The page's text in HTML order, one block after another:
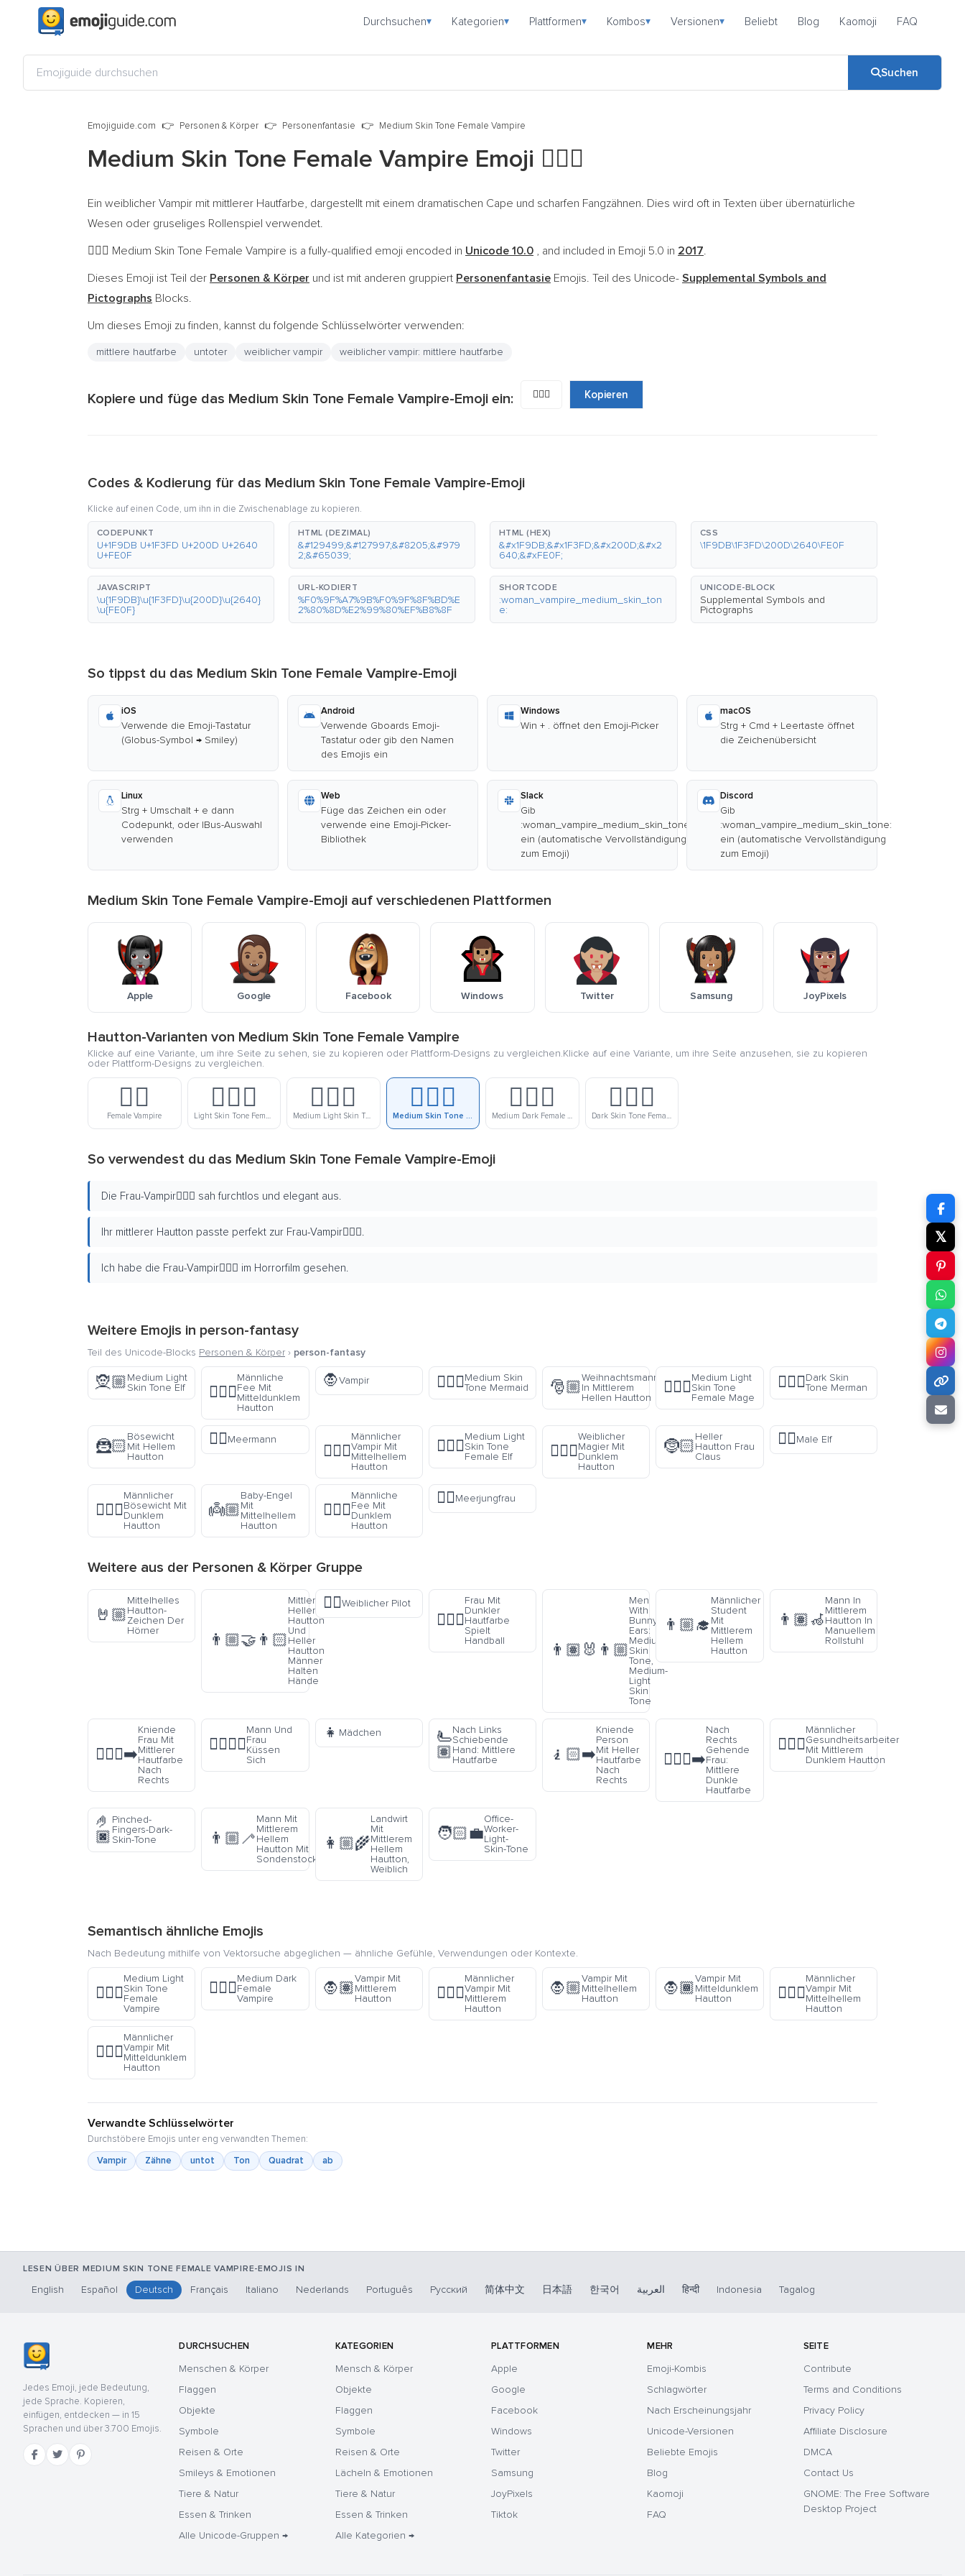
Durchsuchen▾ Kategorien▾ Plattformen▾ Kombos▾ Versionen▾ Beliebt Blog Kaomoji FAQ
Suchen
Emojiguide.com Personen & Körper Personenfantasie Medium Skin Tone Female Vampire
Medium Skin Tone Female Vampire Emoji 🧛🏽‍♀️
Ein weiblicher Vampir mit mittlerer Hautfarbe, dargestellt mit einem dramatischen Cape und scharfen Fangzähnen. Dies wird oft in Texten über übernatürliche
Wesen oder gruseliges Rollenspiel verwendet.
🧛🏽‍♀️ Medium Skin Tone Female Vampire is a fully-qualified emoji encoded in Unicode 10.0 , and included in Emoji 5.0 in 2017.
Dieses Emoji ist Teil der Personen & Körper und ist mit anderen gruppiert Personenfantasie Emojis. Teil des Unicode- Supplemental Symbols and
Pictographs Blocks.
Um dieses Emoji zu finden, kannst du folgende Schlüsselwörter verwenden:
mittlere hautfarbe untoter weiblicher vampir weiblicher vampir: mittlere hautfarbe
Kopiere und füge das Medium Skin Tone Female Vampire-Emoji ein: 🧛🏽‍♀️ Kopieren
Codes & Kodierung für das Medium Skin Tone Female Vampire-Emoji
Klicke auf einen Code, um ihn in die Zwischenablage zu kopieren.
CODEPUNKT
U+1F9DB U+1F3FD U+200D U+2640
U+FE0F
HTML (DEZIMAL)
&#129499;&#127997;&#8205;&#979
2;&#65039;
HTML (HEX)
&#x1F9DB;&#x1F3FD;&#x200D;&#x2
640;&#xFE0F;
CSS
\1F9DB\1F3FD\200D\2640\FE0F
JAVASCRIPT
\u{1F9DB}\u{1F3FD}\u{200D}\u{2640}
\u{FE0F}
URL-KODIERT
%F0%9F%A7%9B%F0%9F%8F%BD%E
2%80%8D%E2%99%80%EF%B8%8F
SHORTCODE
:woman_vampire_medium_skin_ton
e:
UNICODE-BLOCK
Supplemental Symbols and
Pictographs
So tippst du das Medium Skin Tone Female Vampire-Emoji
iOS
Verwende die Emoji-Tastatur
(Globus-Symbol → Smiley)
Android
Verwende Gboards Emoji-
Tastatur oder gib den Namen
des Emojis ein
Windows
Win + . öffnet den Emoji-Picker
macOS
Strg + Cmd + Leertaste öffnet
die Zeichenübersicht
Linux
Strg + Umschalt + e dann
Codepunkt, oder IBus-Auswahl
verwenden
Web
Füge das Zeichen ein oder
verwende eine Emoji-Picker-
Bibliothek
Slack
Gib
:woman_vampire_medium_skin_tone:
ein (automatische Vervollständigung
zum Emoji)
Discord
Gib
:woman_vampire_medium_skin_tone:
ein (automatische Vervollständigung
zum Emoji)
Medium Skin Tone Female Vampire-Emoji auf verschiedenen Plattformen
Apple Google Facebook Windows Twitter Samsung JoyPixels
Hautton-Varianten von Medium Skin Tone Female Vampire
Klicke auf eine Variante, um ihre Seite zu sehen, sie zu kopieren oder Plattform-Designs zu vergleichen.Klicke auf eine Variante, um ihre Seite anzusehen, sie zu kopieren
oder Plattform-Designs zu vergleichen.
🧛‍♀️
Female Vampire
🧛🏻‍♀️
Light Skin Tone Female Vampire
🧛🏼‍♀️
Medium Light Skin Tone Female Vampire
🧛🏽‍♀️
Medium Skin Tone Female Vampire
🧛🏾‍♀️
Medium Dark Female Vampire
🧛🏿‍♀️
Dark Skin Tone Female Vampire
So verwendest du das Medium Skin Tone Female Vampire-Emoji
Die Frau-Vampir🧛🏽‍♀️ sah furchtlos und elegant aus.
Ihr mittlerer Hautton passte perfekt zur Frau-Vampir🧛🏽‍♀️.
Ich habe die Frau-Vampir🧛🏽‍♀️ im Horrorfilm gesehen.
Weitere Emojis in person-fantasy
Teil des Unicode-Blocks Personen & Körper › person-fantasy
🧝🏼Medium Light
Skin Tone Elf
🧚🏾‍♂️
Männliche
Fee Mit
Mitteldunklem
Hautton
🧛Vampir 🧜🏽‍♀️Medium Skin
Tone Mermaid
🎅🏼
Weihnachtsmann
In Mittlerem
Hellen Hautton
🧙🏼‍♀️
Medium Light
Skin Tone
Female Mage
🧜🏿‍♂️Dark Skin
Tone Merman
🦹🏻
Bösewicht
Mit Hellem
Hautton
🧜‍♂️Meermann
🧛🏼‍♂️
Männlicher
Vampir Mit
Mittelhellem
Hautton
🧝🏼‍♀️
Medium Light
Skin Tone
Female Elf
🧙🏿‍♀️
Weiblicher
Magier Mit
Dunklem
Hautton
🤶🏻
Heller
Hautton Frau
Claus
🧝‍♂️Male Elf
🦹🏿‍♂️
Männlicher
Bösewicht Mit
Dunklem
Hautton
👼🏼
Baby-Engel
Mit
Mittelhellem
Hautton
🧚🏿‍♂️
Männliche
Fee Mit
Dunklem
Hautton
🧜‍♀️Meerjungfrau
Weitere aus der Personen & Körper Gruppe
🤘🏼
Mittelhelles
Hautton-
Zeichen Der
Hörner
👨🏼‍🤝‍👨🏻
Mittlerer
Heller
Hautton
Und
Heller
Hautton
Männer
Halten
Hände
👩‍✈️Weiblicher Pilot
🤾🏿‍♀️
Frau Mit
Dunkler
Hautfarbe
Spielt
Handball
👨🏽‍🐰‍👨🏼
Men
With
Bunny
Ears:
Medium
Skin
Tone,
Medium-
Light
Skin
Tone
👨🏼‍🎓
Männlicher
Student
Mit
Mittlerem
Hellem
Hautton
👨🏽‍🦽
Mann In
Mittlerem
Hautton In
Manuellem
Rollstuhl
🧎🏽‍♀️‍➡️
Kniende
Frau Mit
Mittlerer
Hautfarbe
Nach
Rechts
👩‍❤️‍💋‍👨
Mann Und
Frau
Küssen
Sich
👧 Mädchen
🫷
🏽
Nach Links
Schiebende
Hand: Mittlere
Hautfarbe
🧎🏻‍➡️
Kniende
Person
Mit Heller
Hautfarbe
Nach
Rechts
🚶🏾‍♀️‍➡️
Nach
Rechts
Gehende
Frau:
Mittlere
Dunkle
Hautfarbe
👨🏾‍⚕️
Männlicher
Gesundheitsarbeiter
Mit Mittlerem
Dunklem Hautton
🤌
🏿
Pinched-
Fingers-Dark-
Skin-Tone
👨🏼‍🦯
Mann Mit
Mittlerem
Hellem
Hautton Mit
Sondenstock
👩🏼‍🌾
Landwirt
Mit
Mittlerem
Hellem
Hautton,
Weiblich
🧑🏻‍💼
Office-
Worker-
Light-
Skin-Tone
Semantisch ähnliche Emojis
Nach Bedeutung mithilfe von Vektorsuche abgeglichen — ähnliche Gefühle, Verwendungen oder Kontexte.
🧛🏼‍♀️
Medium Light
Skin Tone
Female
Vampire
🧛🏾‍♀️
Medium Dark
Female
Vampire
🧛🏽
Vampir Mit
Mittlerem
Hautton
🧛🏽‍♂️
Männlicher
Vampir Mit
Mittlerem
Hautton
🧛🏼
Vampir Mit
Mittelhellem
Hautton
🧛🏾
Vampir Mit
Mitteldunklem
Hautton
🧛🏼‍♂️
Männlicher
Vampir Mit
Mittelhellem
Hautton
🧛🏾‍♂️
Männlicher
Vampir Mit
Mitteldunklem
Hautton
Verwandte Schlüsselwörter
Durchstöbere Emojis unter eng verwandten Themen:
Vampir
Zähne untot Ton Quadrat ab
𝕏
LESEN ÜBER MEDIUM SKIN TONE FEMALE VAMPIRE-EMOJIS IN
English Español Deutsch Français Italiano Nederlands Português Русский 简体中文 日本語 한국어 العربية हिन्दी Indonesia Tagalog
Jedes Emoji, jede Bedeutung,
jede Sprache. Kopieren,
einfügen, entdecken — in 15
Sprachen und über 3.700 Emojis.
DURCHSUCHEN
Menschen & Körper
Flaggen
Objekte
Symbole
Reisen & Orte
Smileys & Emotionen
Tiere & Natur
Essen & Trinken
Alle Unicode-Gruppen →
KATEGORIEN
Mensch & Körper
Objekte
Flaggen
Symbole
Reisen & Orte
Lächeln & Emotionen
Tiere & Natur
Essen & Trinken
Alle Kategorien →
PLATTFORMEN
Apple
Google
Facebook
Windows
Twitter
Samsung
JoyPixels
Tiktok
MEHR
Emoji-Kombis
Schlagwörter
Nach Erscheinungsjahr
Unicode-Versionen
Beliebte Emojis
Blog
Kaomoji
FAQ
SEITE
Contribute
Terms and Conditions
Privacy Policy
Affiliate Disclosure
DMCA
Contact Us
GNOME: The Free Software
Desktop Project